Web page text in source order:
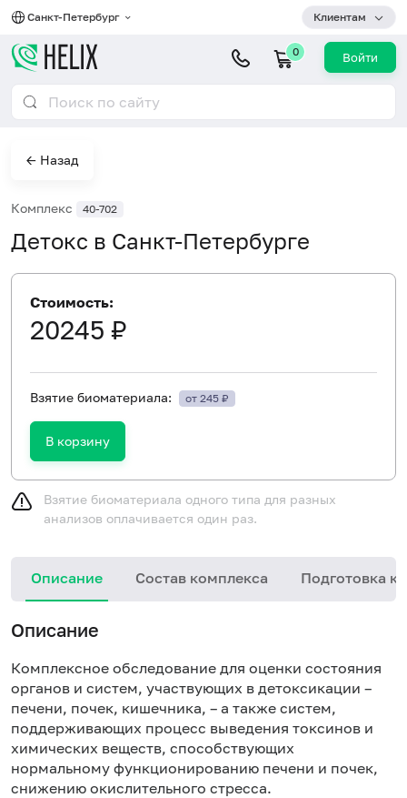
Санкт-Петербург Клиентам
0 Войти
← Назад
Комплекс 40-702
Детокс в Санкт-Петербурге
Стоимость:
20245 ₽
Взятие биоматериала: от 245 ₽
В корзину
Взятие биоматериала одного типа для разных
анализов оплачивается один раз.
Описание Состав комплекса Подготовка к
Описание
Комплексное обследование для оценки состояния
органов и систем, участвующих в детоксикации –
печени, почек, кишечника, – а также систем,
поддерживающих процесс выведения токсинов и
химических веществ, способствующих
нормальному функционированию печени и почек,
снижению окислительного стресса.